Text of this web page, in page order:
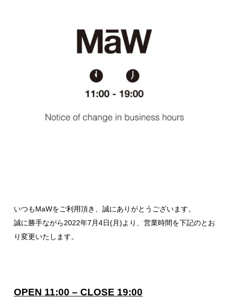
いつもMaWをご利用頂き、誠にありがとうございます。
誠に勝手ながら2022年7月4日(月)より、営業時間を下記のとお
り変更いたします。
OPEN 11:00 – CLOSE 19:00